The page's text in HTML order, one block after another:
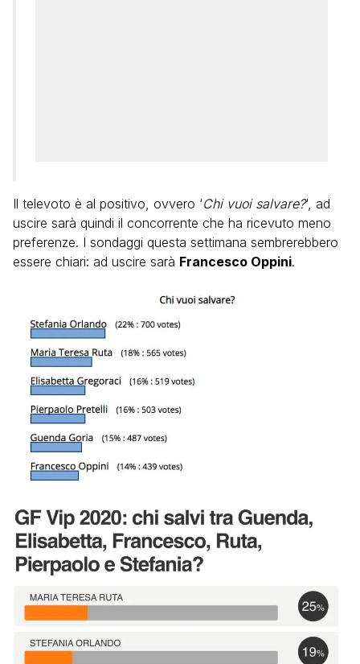
Il televoto è al positivo, ovvero ‘Chi vuoi salvare?‘, ad
uscire sarà quindi il concorrente che ha ricevuto meno
preferenze. I sondaggi questa settimana sembrerebbero
essere chiari: ad uscire sarà Francesco Oppini.